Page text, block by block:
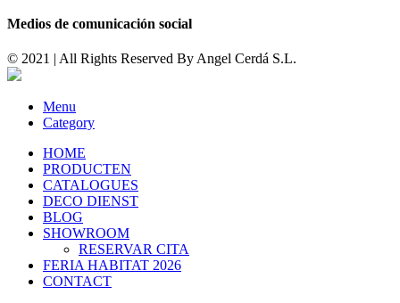
Medios de comunicación social
© 2021 | All Rights Reserved By Angel Cerdá S.L.
Menu
Category
HOME
PRODUCTEN
CATALOGUES
DECO DIENST
BLOG
SHOWROOM
RESERVAR CITA
FERIA HABITAT 2026
CONTACT